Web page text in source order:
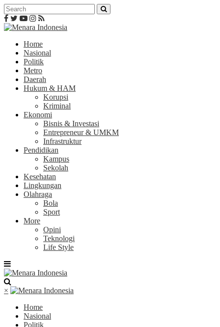
Home
Nasional
Politik
Metro
Daerah
Hukum & HAM
Korupsi
Kriminal
Ekonomi
Bisnis & Investasi
Entrepreneur & UMKM
Infrastruktur
Pendidikan
Kampus
Sekolah
Kesehatan
Lingkungan
Olahraga
Bola
Sport
More
Opini
Teknologi
Life Style
×
Home
Nasional
Politik